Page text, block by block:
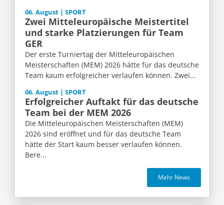
06. August | SPORT
Zwei Mitteleuropäische Meistertitel
und starke Platzierungen für Team
GER
Der erste Turniertag der Mitteleuropäischen
Meisterschaften (MEM) 2026 hätte für das deutsche
Team kaum erfolgreicher verlaufen können. Zwei...
06. August | SPORT
Erfolgreicher Auftakt für das deutsche
Team bei der MEM 2026
Die Mitteleuropäischen Meisterschaften (MEM)
2026 sind eröffnet und für das deutsche Team
hätte der Start kaum besser verlaufen können.
Bere...
Mehr News